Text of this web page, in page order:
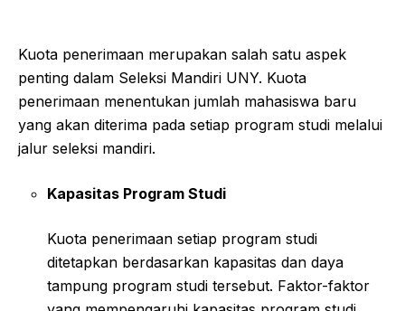
Kuota penerimaan merupakan salah satu aspek
penting dalam Seleksi Mandiri UNY. Kuota
penerimaan menentukan jumlah mahasiswa baru
yang akan diterima pada setiap program studi melalui
jalur seleksi mandiri.
Kapasitas Program Studi
Kuota penerimaan setiap program studi
ditetapkan berdasarkan kapasitas dan daya
tampung program studi tersebut. Faktor-faktor